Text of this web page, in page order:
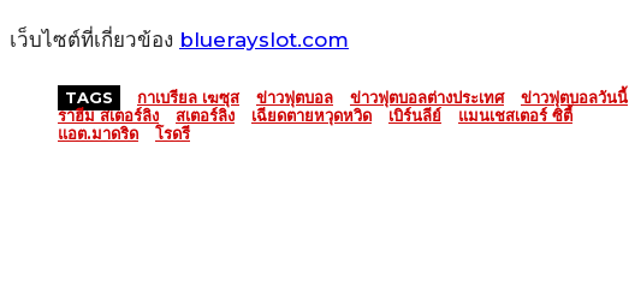
เว็บไซต์ที่เกี่ยวข้อง bluerayslot.com
TAGS กาเบรียล เฆซุส ข่าวฟุตบอล ข่าวฟุตบอลต่างประเทศ
ข่าวฟุตบอลวันนี้
ราฮีม สเตอร์ลิง
สเตอร์ลิง เฉียดตายหวุดหวิด เบิร์นลีย์
แมนเชสเตอร์ ซิตี้
แอต.มาดริด
โรดรี